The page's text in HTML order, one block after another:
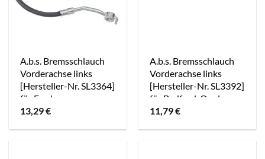
A.b.s. Bremsschlauch
Vorderachse links
[Hersteller-Nr. SL3364]
für Ford
13,29€
A.b.s. Bremsschlauch
Vorderachse links
[Hersteller-Nr. SL3392]
für Bedford, Opel,
Vauxhall
11,79€